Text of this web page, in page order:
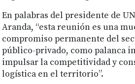
En palabras del presidente de
Aranda, “esta reunión es una
compromiso permanente del
público-privado, como palanca
impulsar la competitividad y
logística en el territorio”.